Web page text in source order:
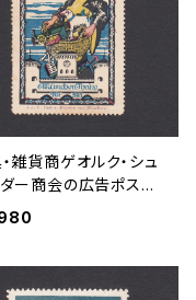
雑貨商ゲオルク・シュ
ー商会の広告ポスタ
ンプ 1900年頃